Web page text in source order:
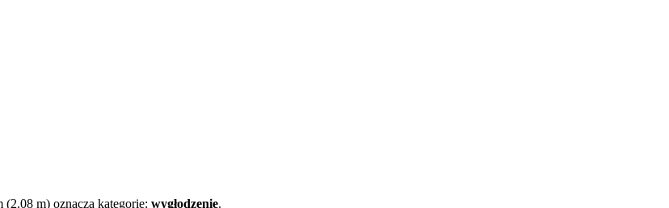
m) oznacza kategorię: wygłodzenie.